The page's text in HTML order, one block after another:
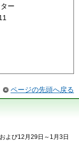
ー
ページの先頭へ戻る
よび12月29日～1月3日